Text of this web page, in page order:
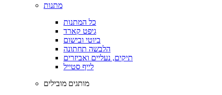
מתנות
כל המתנות
גיפט קארד
ביוטי ובישום
הלבשה תחתונה
תיקים, נעליים ואביזרים
לייף סטייל
מותגים מובילים